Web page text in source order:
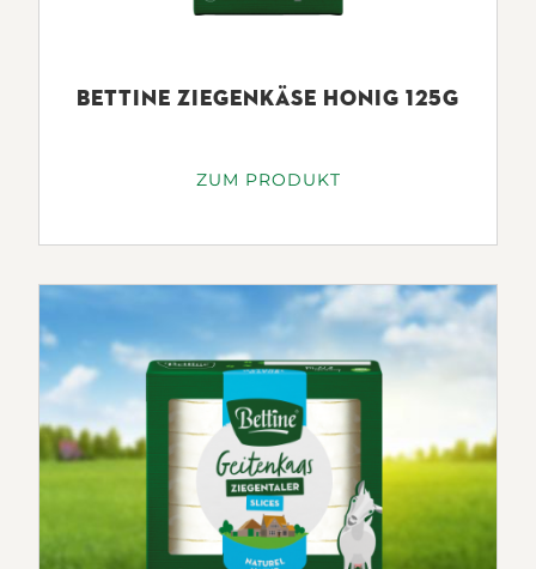
BETTINE ZIEGENKÄSE HONIG 125G
ZUM PRODUKT